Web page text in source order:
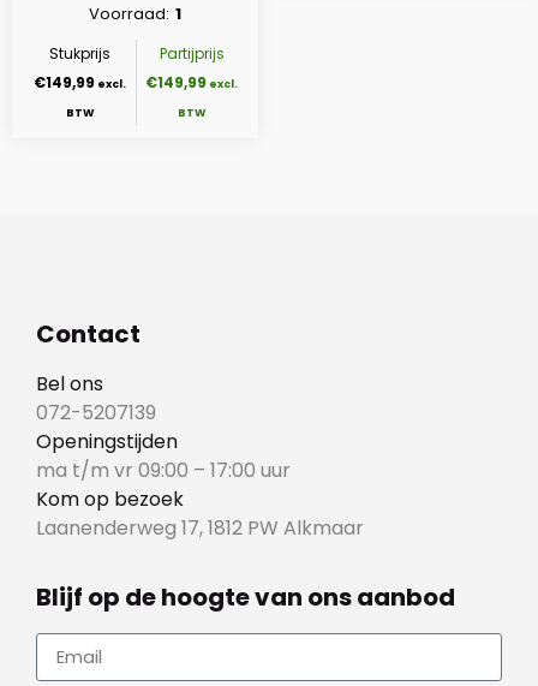
Voorraad 1
Stukprijs
€149,99
Partijprijs
€149,99
Contact
Bel ons
072-5207139
Openingstijden
ma t/m vr 09:00 – 17:00 uur
Kom op bezoek
Laanenderweg 17, 1812 PW Alkmaar
Blijf op de hoogte van ons aanbod